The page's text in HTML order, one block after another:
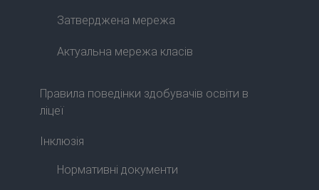
Затверджена мережа
Актуальна мережа класів
Правила поведінки здобувачів освіти в
ліцеї
Інклюзія
Нормативні документи